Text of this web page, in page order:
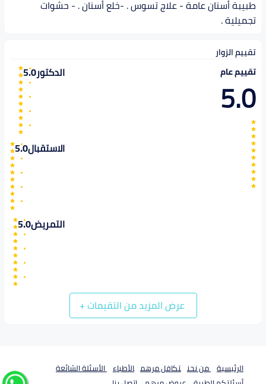
طبيبة أسنان عامة - علاج تسوس . -خلع أسنان . - حشوات
تجميلية .
تقييم الزوار
تقييم عام
5.0
الدكتور5.0
الاستقبال5.0
التمريض5.0
عرض المزيد من التقيمات +
الرئيسية من نحن تكافل مرهم الأطباء الأسئلة الشائعة